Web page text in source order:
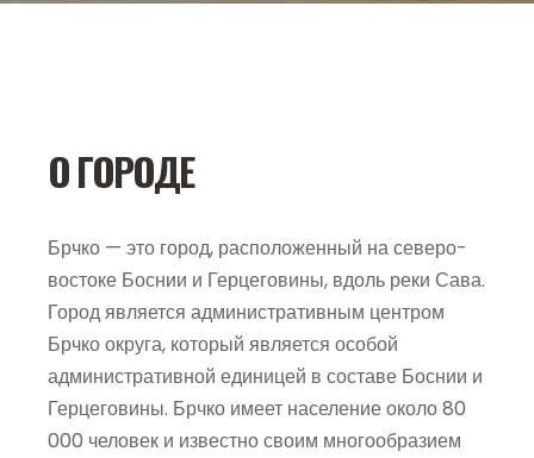
О ГОРОДЕ
Брчко — это город, расположенный на северо-
востоке Боснии и Герцеговины, вдоль реки Сава.
Город является административным центром
Брчко округа, который является особой
административной единицей в составе Боснии и
Герцеговины. Брчко имеет население около 80
000 человек и известно своим многообразием